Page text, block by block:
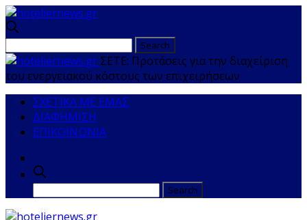
ΣΕΤΕ: Προτάσεις για την διαχείριση
του ενεργειακού κόστους των επιχειρήσεων
ΣΧΕΤΙΚΑ ΜΕ ΕΜΑΣ
ΔΙΑΦΗΜΙΣΗ
ΕΠΙΚΟΙΝΩΝΙΑ